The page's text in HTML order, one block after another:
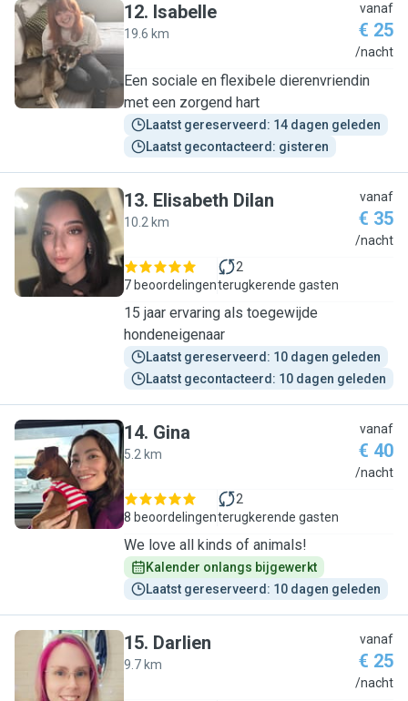
I
12. Isabelle
19.6 km
vanaf
€ 25
/nacht
Een sociale en flexibele dierenvriendin
met een zorgend hart
Laatst gereserveerd: 14 dagen geleden
Laatst gecontacteerd: gisteren
E
13. Elisabeth Dilan
10.2 km
vanaf
€ 35
/nacht
7 beoordelingen
2
terugkerende gasten
15 jaar ervaring als toegewijde
hondeneigenaar
Laatst gereserveerd: 10 dagen geleden
Laatst gecontacteerd: 10 dagen geleden
G
14. Gina
5.2 km
vanaf
€ 40
/nacht
8 beoordelingen
2
terugkerende gasten
We love all kinds of animals!
Kalender onlangs bijgewerkt
Laatst gereserveerd: 10 dagen geleden
D
15. Darlien
9.7 km
vanaf
€ 25
/nacht